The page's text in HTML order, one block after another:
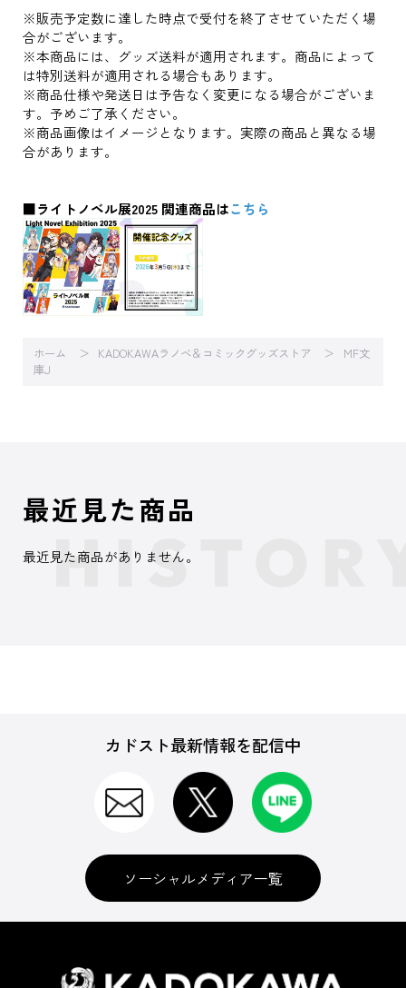
※販売予定数に達した時点で受付を終了させていただく場
合がございます。
※本商品には、グッズ送料が適用されます。商品によって
は特別送料が適用される場合もあります。
※商品仕様や発送日は予告なく変更になる場合がございま
す。予めご了承ください。
※商品画像はイメージとなります。実際の商品と異なる場
合があります。
■ライトノベル展2025 関連商品はこちら
ホーム KADOKAWAラノベ＆コミックグッズストア
MF文
庫J
最近見た商品
最近見た商品がありません。
カドスト最新情報を配信中
ソーシャルメディア一覧